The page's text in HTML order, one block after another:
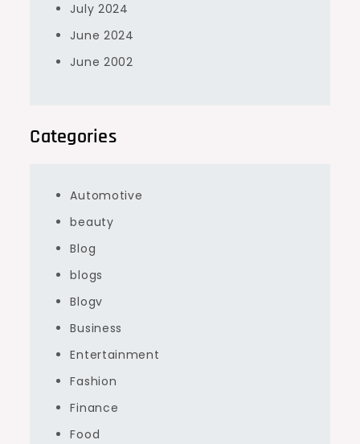
July 2024
June 2024
June 2002
Categories
Automotive
beauty
Blog
blogs
Blogv
Business
Entertainment
Fashion
Finance
Food